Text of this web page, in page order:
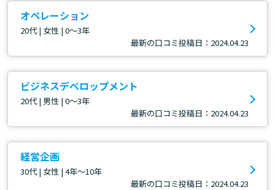
オペレーション
20代 | 女性 | 0～3年
最新の口コミ投稿日：2024.04.23
ビジネスデベロップメント
20代 | 男性 | 0～3年
最新の口コミ投稿日：2024.04.23
経営企画
30代 | 女性 | 4年～10年
最新の口コミ投稿日：2024.04.23